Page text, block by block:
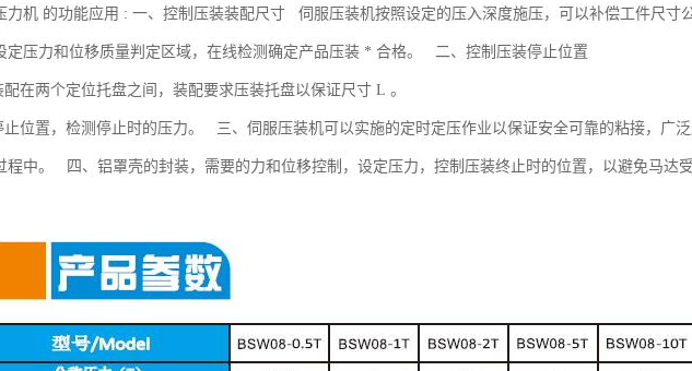
力机 的功能应用 : 一、控制压装装配尺寸 伺服压装机按照设定的压入深度施压，可以补偿工件尺寸
定压力和位移质量判定区域，在线检测确定产品压装 * 合格。 二、控制压装停止位置
配在两个定位托盘之间，装配要求压装托盘以保证尺寸 L 。
止位置，检测停止时的压力。 三、伺服压装机可以实施的定时定压作业以保证安全可靠的粘接，广
程中。 四、铝罩壳的封装，需要的力和位移控制，设定压力，控制压装终止时的位置，以避免马达